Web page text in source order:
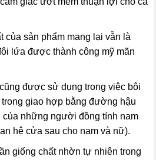
của sản phẩm mang lại vẫn là
lứa được thành công mỹ mãn
cũng được sử dụng trong việc bôi
giao hợp bằng đường hậu
của những người đồng tính nam
hệ cửa sau cho nam và nữ).
giống chất nhờn tự nhiên trong